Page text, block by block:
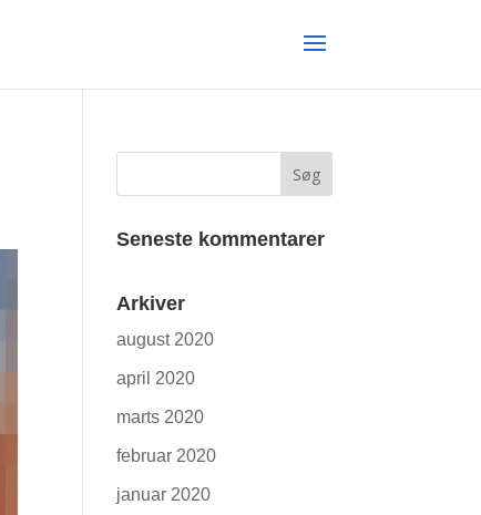
Seneste kommentarer
Arkiver
august 2020
april 2020
marts 2020
februar 2020
januar 2020